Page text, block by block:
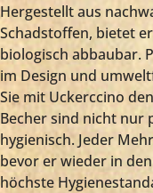
Hergestellt aus
Schadstoffen, bietet
biologisch abbaubar.
im Design und
Sie mit Uckerccino
Becher sind nicht nur
hygienisch. Jeder
bevor er wieder in
höchste